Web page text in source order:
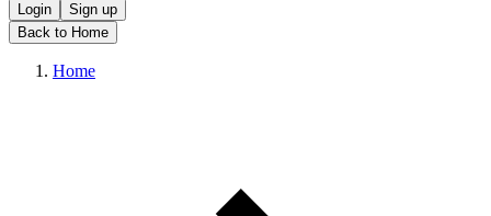
Login
Sign up
Back to Home
Home